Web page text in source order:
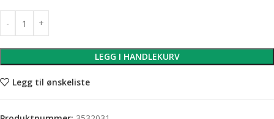
LEGG I HANDLEKURV
Legg til ønskeliste